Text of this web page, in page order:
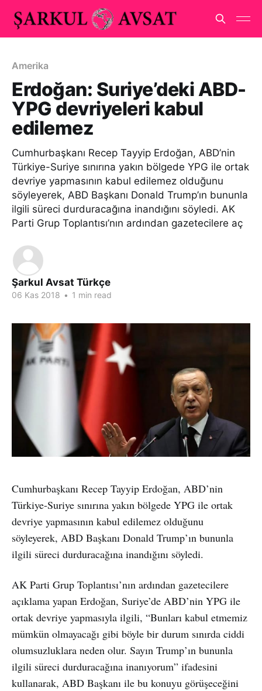
Amerika
Erdoğan: Suriye’deki ABD-
YPG devriyeleri kabul
edilemez
Cumhurbaşkanı Recep Tayyip Erdoğan, ABD’nin
Türkiye-Suriye sınırına yakın bölgede YPG ile ortak
devriye yapmasının kabul edilemez olduğunu
söyleyerek, ABD Başkanı Donald Trump’ın bununla
ilgili süreci durduracağına inandığını söyledi. AK
Parti Grup Toplantısı’nın ardından gazetecilere aç
Şarkul Avsat Türkçe
06 Kas 2018 • 1 min read
Cumhurbaşkanı Recep Tayyip Erdoğan, ABD’nin
Türkiye-Suriye sınırına yakın bölgede YPG ile ortak
devriye yapmasının kabul edilemez olduğunu
söyleyerek, ABD Başkanı Donald Trump’ın bununla
ilgili süreci durduracağına inandığını söyledi.
AK Parti Grup Toplantısı’nın ardından gazetecilere
açıklama yapan Erdoğan, Suriye’de ABD’nin YPG ile
ortak devriye yapmasıyla ilgili, “Bunları kabul etmemiz
mümkün olmayacağı gibi böyle bir durum sınırda ciddi
olumsuzluklara neden olur. Sayın Trump’ın bununla
ilgili süreci durduracağına inanıyorum” ifadesini
kullanarak, ABD Başkanı ile bu konuyu görüşeceğini